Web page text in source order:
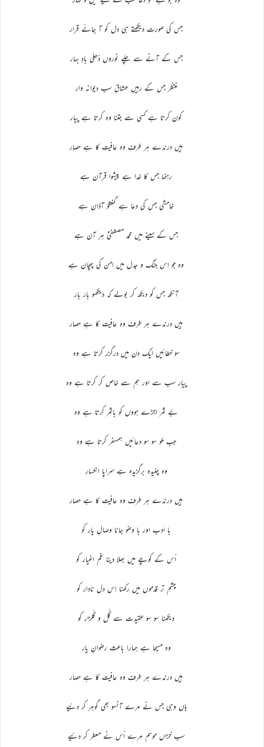
جس کی صورت دیکھتے ہی دل کو آ جائے قرار
جس کے آنے سے چلے نوروں دُھلی بادِ بہار
منتظر جس کے رہیں عشاق سب دیوانہ وار
کون کرتا ہے کسی سے جتنا وہ کرتا ہے پیار
ہیں درندے ہر طرف وہ عافیت کا ہے حصار
رہنما جس کا خدا ہے پیشوا قرآن ہے
خامشی جس کی دعا ہے گفتگو آذان ہے
جس کے سینے میں محمد مصطفیٰؐ ہر آن ہے
وہ جو اِس جنگ و جدل میں امن کی پہچان ہے
آنکھ جس کو دیکھ کر بولے کہ دیکھو بار بار
ہیں درندے ہر طرف وہ عافیت کا ہے حصار
سو خطائیں ایک دن میں درگزر کرتا ہے وہ
پیار سب سے اور ہم سے خاص کر کرتا ہے وہ
بے ثمر اجڑے ہووں کو باثمر کرتا ہے وہ
جب ملو سو سو دعائیں ہمسفر کرتا ہے وہ
وہ چنیدہ برگزیدہ ہے سراپا انکسار
ہیں درندے ہر طرف وہ عافیت کا ہے حصار
با ادب اور با وضو جانا وصالِ یار کو
اُس کے کوچے میں بھلا دینا غمِ اغیار کو
چشمِ تر قدموں میں رکھنا اِس دلِ نادار کو
دیکھنا سو سو عقیدت سے گُل و گُلزار کو
وہ مسیحا ہے ہمارا باعثِ رضوانِ یار
ہیں درندے ہر طرف وہ عافیت کا ہے حصار
ہاں وہی جس نے مِرے آنسو بھی گوہر کر دئیے
سب خزاں موسم مِرے اُس نے معطر کر دئیے